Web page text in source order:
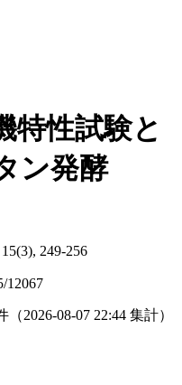
特性試験と
ン発酵
249-256
12067
（2026-08-07 22:44 集計）